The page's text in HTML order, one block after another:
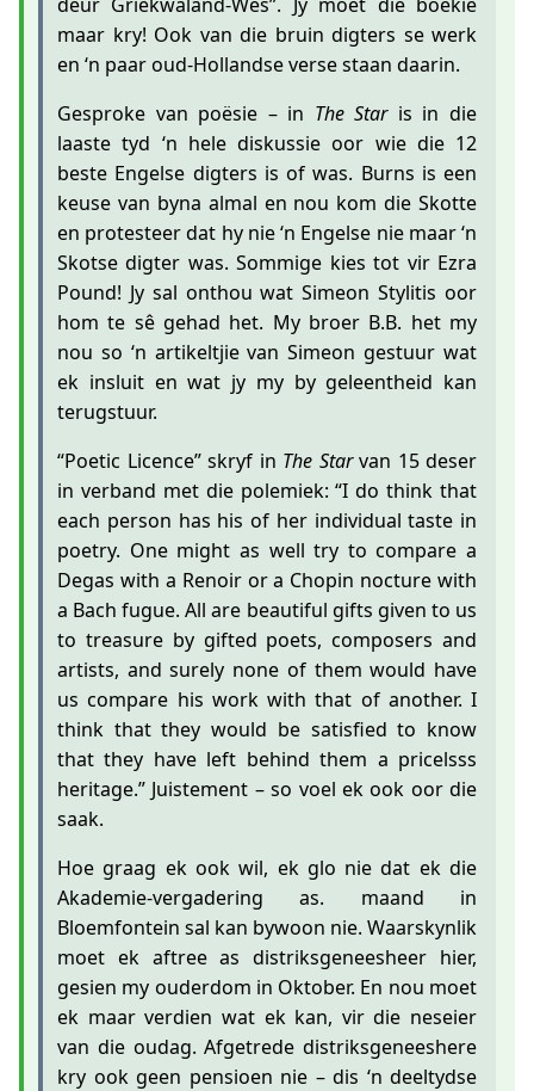
maar kry! Ook van die bruin digters se werk
en ‘n paar oud-Hollandse verse staan daarin.
Gesproke van poësie – in The Staris in die
laaste tyd ‘n hele diskussie oor wie die 12
beste Engelse digters is of was. Burns is een
keuse van byna almal en nou kom die Skotte
en protesteer dat hy nie ‘n Engelse nie maar ‘n
Skotse digter was. Sommige kies tot vir Ezra
Pound! Jy sal onthou wat Simeon Stylitis oor
hom te sê gehad het. My broer B.B. het my
nou so ‘n artikeltjie van Simeon gestuur wat
ek insluit en wat jy my by geleentheid kan
terugstuur.
“Poetic Licence” skryf in The Starvan 15 deser
in verband met die polemiek: “I do think that
each person has his of her individual taste in
poetry. One might as well try to compare a
Degas with a Renoir or a Chopin nocture with
a Bach fugue. All are beautiful gifts given to us
to treasure by gifted poets, composers and
artists, and surely none of them would have
us compare his work with that of another. I
think that they would be satisfied to know
that they have left behind them a pricelsss
heritage.” Juistement – so voel ek ook oor die
saak.
Hoe graag ek ook wil, ek glo nie dat ek die
Akademie-vergadering as. maand in
Bloemfontein sal kan bywoon nie. Waarskynlik
moet ek aftree as distriksgeneesheer hier,
gesien my ouderdom in Oktober. En nou moet
ek maar verdien wat ek kan, vir die neseier
van die oudag. Afgetrede distriksgeneeshere
kry ook geen pensioen nie – dis ‘n deeltydse